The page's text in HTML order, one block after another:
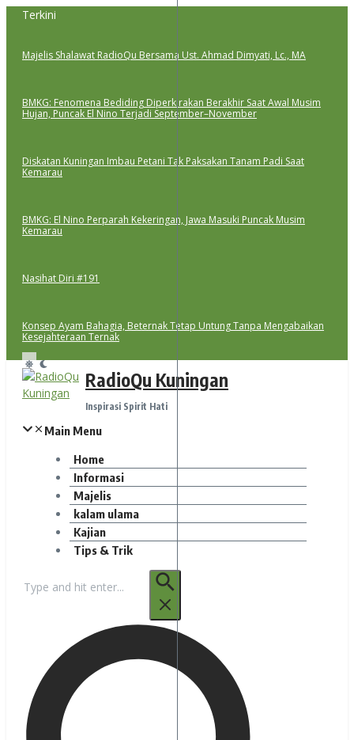
Lewati
Terkini
Majelis Shalawat RadioQu Bersama Ust. Ahmad Dimyati, Lc., MA
BMKG: Fenomena Bediding Diperkirakan Berakhir Saat Awal Musim
Hujan, Puncak El Nino Terjadi September–November
Diskatan Kuningan Imbau Petani Tak Paksakan Tanam Padi Saat
Kemarau
BMKG: El Nino Perparah Kekeringan, Jawa Masuki Puncak Musim
Kemarau
Nasihat Diri #191
Konsep Ayam Bahagia, Beternak Tetap Untung Tanpa Mengabaikan
Kesejahteraan Ternak
RadioQu Kuningan
Inspirasi Spirit Hati
Main Menu
Home
Informasi
Majelis
kalam ulama
Kajian
Tips & Trik
untuk: